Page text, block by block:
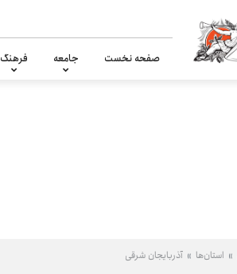
صفحه نخست جامعه فرهنگ
استان‌ها آذربایجان شرقی